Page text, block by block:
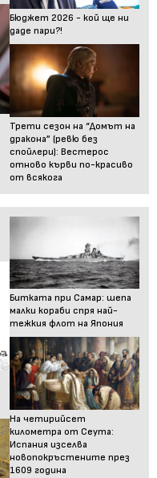
Бюджет 2026 - кой ще ни
даде пари?!
Трети сезон на “Домът на
дракона” (ревю без
спойлери): Вестерос
отново кърви по-красиво
от всякога
Битката при Самар: шепа
малки кораби спря най-
тежкия флот на Япония
На четирийсет
километра от Сеута:
Испания изселва
новопокръстените през
1609 година